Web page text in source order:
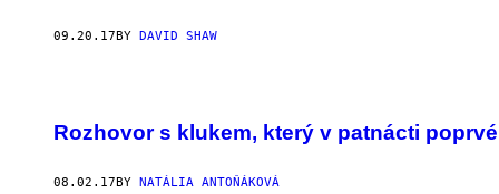
09.20.17 BY DAVID SHAW
Rozhovor s klukem, který v patnácti
08.02.17BY NATÁLIA ANTOŇÁKOVÁ